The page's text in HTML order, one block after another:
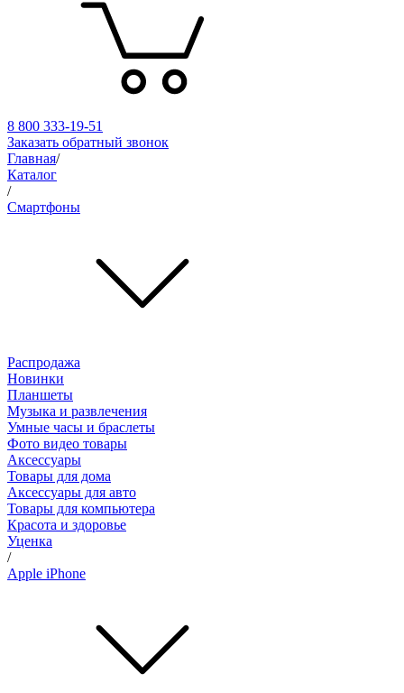
8 800 333-19-51
Заказать обратный звонок
Главная/
Каталог
/
Смартфоны
Распродажа
Новинки
Планшеты
Музыка и развлечения
Умные часы и браслеты
Фото видео товары
Аксессуары
Товары для дома
Аксессуары для авто
Товары для компьютера
Красота и здоровье
Уценка
/
Apple iPhone